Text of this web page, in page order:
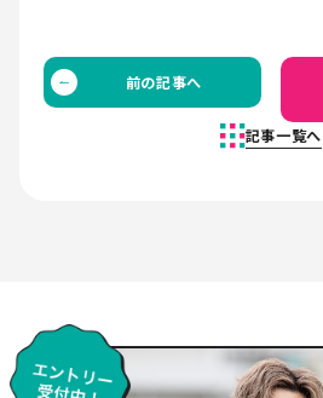
前の記事へ
記事一覧へ